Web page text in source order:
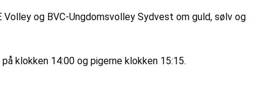
og BVC-Ungdomsvolley Sydvest om guld, sølv og
klokken 14:00 og pigerne klokken 15:15.